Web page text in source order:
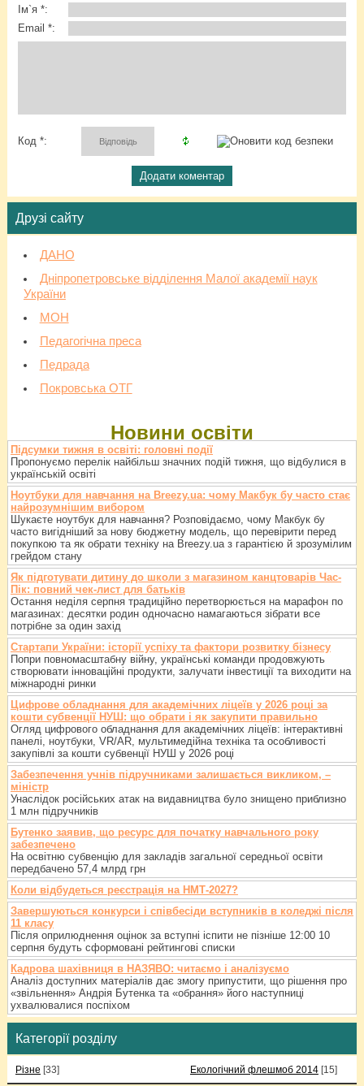
Ім`я *:
Email *:
Код *:
Друзі сайту
ДАНО
Дніпропетровське відділення Малої академії наук
України
МОН
Педагогічна преса
Педрада
Покровська ОТГ
Новини освіти
Підсумки тижня в освіті: головні події
Пропонуємо перелік найбільш значних подій тижня, що відбулися в
українській освіті
Ноутбуки для навчання на Breezy.ua: чому Макбук бу часто стає
найрозумнішим вибором
Шукаєте ноутбук для навчання? Розповідаємо, чому Макбук бу
часто вигідніший за нову бюджетну модель, що перевірити перед
покупкою та як обрати техніку на Breezy.ua з гарантією й зрозумілим
грейдом стану
Як підготувати дитину до школи з магазином канцтоварів Час-
Пік: повний чек-лист для батьків
Остання неділя серпня традиційно перетворюється на марафон по
магазинах: десятки родин одночасно намагаються зібрати все
потрібне за один захід
Стартапи України: історії успіху та фактори розвитку бізнесу
Попри повномасштабну війну, українські команди продовжують
створювати інноваційні продукти, залучати інвестиції та виходити на
міжнародні ринки
Цифрове обладнання для академічних ліцеїв у 2026 році за
кошти субвенції НУШ: що обрати і як закупити правильно
Огляд цифрового обладнання для академічних ліцеїв: інтерактивні
панелі, ноутбуки, VR/AR, мультимедійна техніка та особливості
закупівлі за кошти субвенції НУШ у 2026 році
Забезпечення учнів підручниками залишається викликом, –
міністр
Унаслідок російських атак на видавництва було знищено приблизно
1 млн підручників
Бутенко заявив, що ресурс для початку навчального року
забезпечено
На освітню субвенцію для закладів загальної середньої освіти
передбачено 57,4 млрд грн
Коли відбудеться реєстрація на НМТ-2027?
Завершуються конкурси і співбесіди вступників в коледжі після
11 класу
Після оприлюднення оцінок за вступні іспити не пізніше 12:00 10
серпня будуть сформовані рейтингові списки
Кадрова шахівниця в НАЗЯВО: читаємо і аналізуємо
Аналіз доступних матеріалів дає змогу припустити, що рішення про
«звільнення» Андрія Бутенка та «обрання» його наступниці
ухвалювалися поспіхом
Категорії розділу
Різне [33] Екологічний флешмоб 2014 [15]